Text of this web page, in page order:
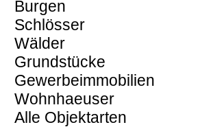
Burgen
Schlösser
Wälder
Grundstücke
Gewerbeimmobilien
Wohnhaeuser
Alle Objektarten